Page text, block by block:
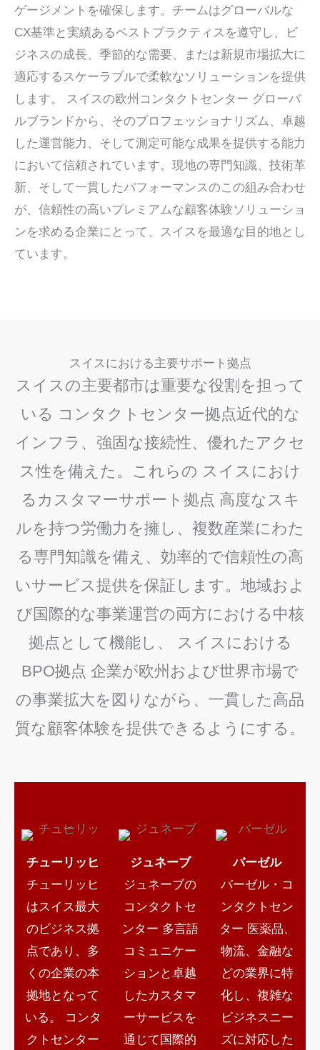
ゲージメントを確保します。チームはグローバルな
CX基準と実績あるベストプラクティスを遵守し、ビ
ジネスの成長、季節的な需要、または新規市場拡大に
適応するスケーラブルで柔軟なソリューションを提供
します。
スイスの欧州コンタクトセンター グローバ
ルブランドから、そのプロフェッショナリズム、卓越
した運営能力、そして測定可能な成果を提供する能力
において信頼されています。現地の専門知識、技術革
新、そして一貫したパフォーマンスのこの組み合わせ
が、信頼性の高いプレミアムな顧客体験ソリューショ
ンを求める企業にとって、スイスを最適な目的地とし
ています。
スイスにおける主要サポート拠点
スイスの主要都市は重要な役割を担って
いる コンタクトセンター拠点近代的な
インフラ、強固な接続性、優れたアクセ
ス性を備えた。これらの スイスにおけ
るカスタマーサポート拠点 高度なスキ
ルを持つ労働力を擁し、複数産業にわた
る専門知識を備え、効率的で信頼性の高
いサービス提供を保証します。地域およ
び国際的な事業運営の両方における中核
拠点として機能し、
スイスにおける
BPO拠点 企業が欧州および世界市場で
の事業拡大を図りながら、一貫した高品
質な顧客体験を提供できるようにする。
チューリッヒ
チューリッヒ
はスイス最大
のビジネス拠
点であり、多
くの企業の本
拠地となって
いる。
コンタ
クトセンター
ジュネーブ
ジュネーブの
コンタクトセ
ンター 多言語
コミュニケー
ションと卓越
したカスタマ
ーサービスを
通じて国際的
バーゼル
バーゼル・コ
ンタクトセン
ター 医薬品、
物流、金融な
どの業界に特
化し、複雑な
ビジネスニー
ズに対応した